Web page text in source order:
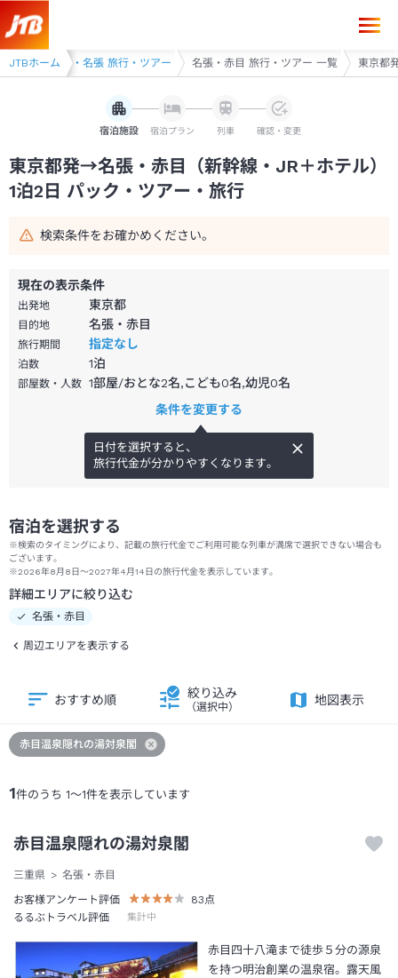
JTBホーム
アー 伊賀・名張 旅行・ツアー 名張・赤目 旅行・ツアー 一覧 東京都
宿泊施設 宿泊プラン 列車 確認・変更
東京都発→名張・赤目（新幹線・JR＋ホテル）
1泊2日 パック・ツアー・旅行
検索条件をお確かめください。
現在の表示条件
出発地 東京都
目的地 名張・赤目
旅行期間 指定なし
泊数 1泊
部屋数・人数 1部屋/おとな2名,こども0名,幼児0名
条件を変更する
日付を選択すると、
旅行代金が分かりやすくなります。
宿泊を選択する
※検索のタイミングにより、記載の旅行代金でご利用可能な列車が満席で選択できない場合も
ございます。
※2026年8月8日～2027年4月14日の旅行代金を表示しています。
詳細エリアに絞り込む
名張・赤目
周辺エリアを表示する
1件のうち 1～1件を表示しています
おすすめ順 絞り込み
（選択中）
地図表示
赤目温泉隠れの湯対泉閣
赤目温泉隠れの湯対泉閣
三重県
名張・赤目
お客様アンケート評価
83 点
るるぶトラベル評価
集計中
赤目四十八滝まで徒歩５分の源泉
を持つ明治創業の温泉宿。露天風